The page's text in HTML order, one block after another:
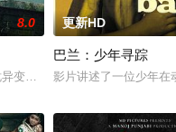
8.0
变故，被困在自家房屋中超过
更新HD
巴兰：少年寻踪
影片讲述了一位少年在